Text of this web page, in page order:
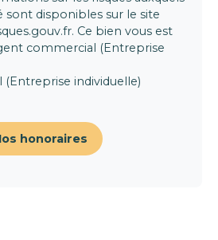
sont disponibles sur le site
Ce bien vous est
commercial (Entreprise
individuelle)
honoraires